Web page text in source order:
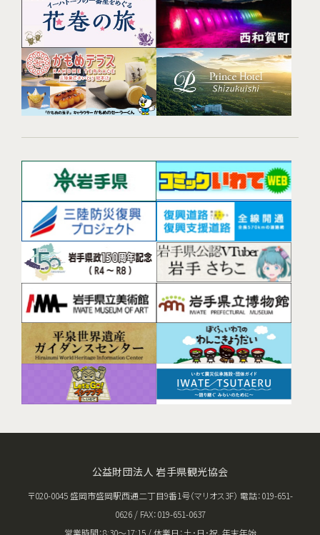
公益財団法人 岩手県観光協会
〒020-0045 盛岡市盛岡駅西通二丁目9番1号（マリオス3F） 電話：019-651-
0626 / FAX：019-651-0637